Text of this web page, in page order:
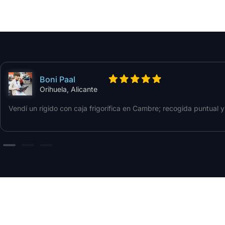
Boni Paal
Orihuela, Alicante
Vendí un rígido con caja frigorífica en Cambre; recogida puntual